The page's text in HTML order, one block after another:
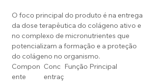
O foco principal do produto é na entrega
da dose terapêutica do colágeno ativo e
no complexo de micronutrientes que
potencializam a formação e a proteção
do colágeno no organismo.
Compon
ente
Conc
entraç
Função Principal